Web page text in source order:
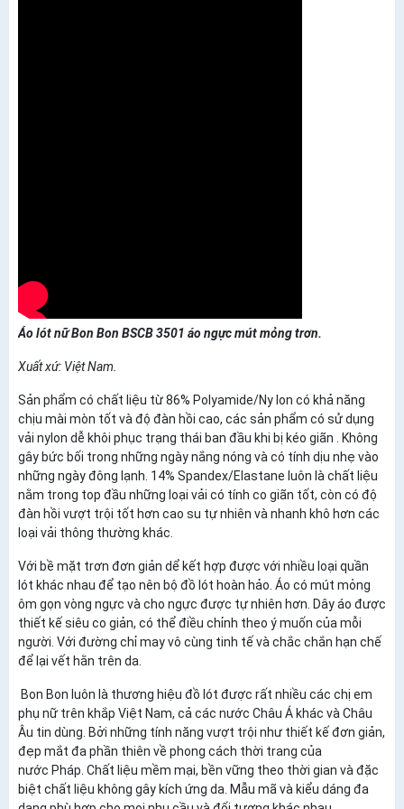
Áo lót nữ Bon Bon BSCB 3501 áo ngực mút mỏng trơn.
Xuất xứ: Việt Nam.
Sản phẩm có chất liệu từ 86% Polyamide/Ny lon có khả năng
chịu mài mòn tốt và độ đàn hồi cao, các sản phẩm có sử dụng
vải nylon dễ khôi phục trạng thái ban đầu khi bị kéo giãn . Không
gây bức bối trong những ngày nắng nóng và có tính dịu nhẹ vào
những ngày đông lạnh. 14% Spandex/Elastane luôn là chất liệu
nằm trong top đầu những loại vải có tính co giãn tốt, còn có độ
đàn hồi vượt trội tốt hơn cao su tự nhiên và nhanh khô hơn các
loại vải thông thường khác.
Với bề mặt trơn đơn giản dể kết hợp được với nhiều loại quần
lót khác nhau để tạo nên bộ đồ lót hoàn hảo. Áo có mút mỏng
ôm gọn vòng ngực và cho ngực được tự nhiên hơn. Dây áo được
thiết kế siêu co giản, có thể điều chỉnh theo ý muốn của mỗi
người. Với đường chỉ may vô cùng tinh tế và chắc chắn hạn chế
để lại vết hằn trên da.
Bon Bon luôn là thương hiệu đồ lót được rất nhiều các chị em
phụ nữ trên khắp Việt Nam, cả các nước Châu Á khác và Châu
Âu tin dùng. Bởi những tính năng vượt trội như thiết kế đơn giản,
đẹp mắt đa phần thiên về phong cách thời trang của
nước Pháp. Chất liệu mềm mại, bền vững theo thời gian và đặc
biệt chất liệu không gây kích ứng da. Mẫu mã và kiểu dáng đa